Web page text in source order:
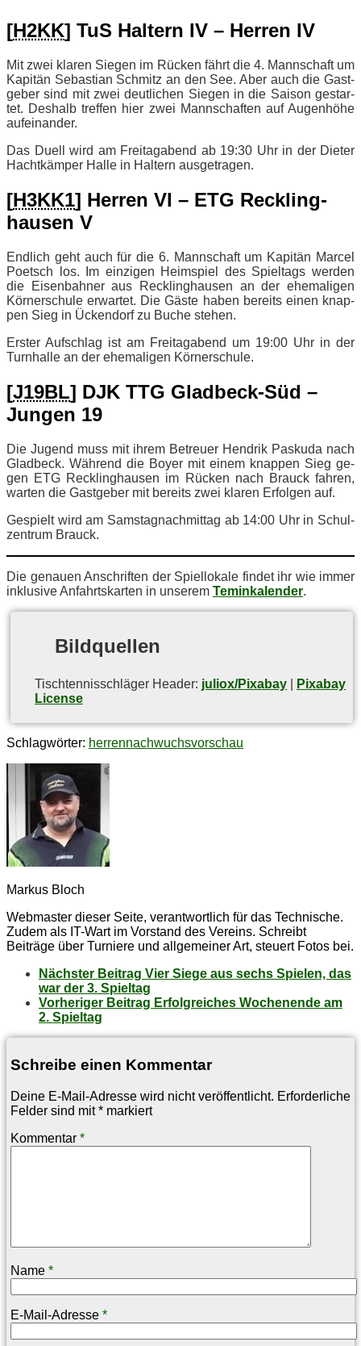
[H2KK] TuS Hal­tern IV – Her­ren IV
Mit zwei kla­ren Sie­gen im Rü­cken fährt die 4. Mann­schaft um
Ka­pi­tän Se­bas­ti­an Schmitz an den See. Aber auch die Gast­
ge­ber sind mit zwei deut­li­chen Sie­gen in die Sai­son ge­star­
tet. Des­halb tref­fen hier zwei Mann­schaf­ten auf Au­gen­hö­he
aufeinander.
Das Du­ell wird am Frei­tag­abend ab 19:30 Uhr in der Die­ter
Hacht­käm­per Hal­le in Hal­tern ausgetragen.
[H3KK1] Her­ren VI – ETG Reck­ling­
hau­sen V
End­lich geht auch für die 6. Mann­schaft um Ka­pi­tän Mar­cel
Po­etsch los. Im ein­zi­gen Heim­spiel des Spiel­tags wer­den
die Ei­sen­bah­ner aus Reck­ling­hau­sen an der ehe­ma­li­gen
Kör­ner­schu­le er­war­tet. Die Gäs­te ha­ben be­reits ei­nen knap­
pen Sieg in Ücken­dorf zu Bu­che stehen.
Ers­ter Auf­schlag ist am Frei­tag­abend um 19:00 Uhr in der
Turn­hal­le an der ehe­ma­li­gen Körnerschule.
[J19BL] DJK TTG Glad­beck-Süd –
Jun­gen 19
Die Ju­gend muss mit ih­rem Be­treu­er Hen­drik Pas­ku­da nach
Glad­beck. Wäh­rend die Boy­er mit ei­nem knap­pen Sieg ge­
gen ETG Reck­ling­hau­sen im Rü­cken nach Brauck fah­ren,
war­ten die Gast­ge­ber mit be­reits zwei kla­ren Er­fol­gen auf.
Ge­spielt wird am Sams­tag­nach­mit­tag ab 14:00 Uhr in Schul­
zen­trum Brauck.
Die ge­nau­en An­schrif­ten der Spiel­lo­ka­le fin­det ihr wie im­mer
in­klu­si­ve An­fahrts­kar­ten in un­se­rem Teminkalender.
Bild­quel­len
Tisch­ten­nis­schlä­ger Hea­der: juliox/Pixabay
Pixabay
License
Schlagwörter: herrennachwuchsvorschau
Markus Bloch
Webmaster dieser Seite, verantwortlich für das Technische.
Zudem als IT-Wart im Vorstand des Vereins. Schreibt
Beiträge über Turniere und allgemeiner Art, steuert Fotos bei.
Nächster Beitrag Vier Sie­ge aus sechs Spie­len, das
war der 3. Spieltag
Vorheriger Beitrag Er­folg­rei­ches Wo­chen­en­de am
2. Spieltag
Schreibe einen Kommentar
Deine E-Mail-Adresse wird nicht veröffentlicht. Erforderliche
Felder sind mit* markiert
Kommentar *
Name *
E-Mail-Adresse *